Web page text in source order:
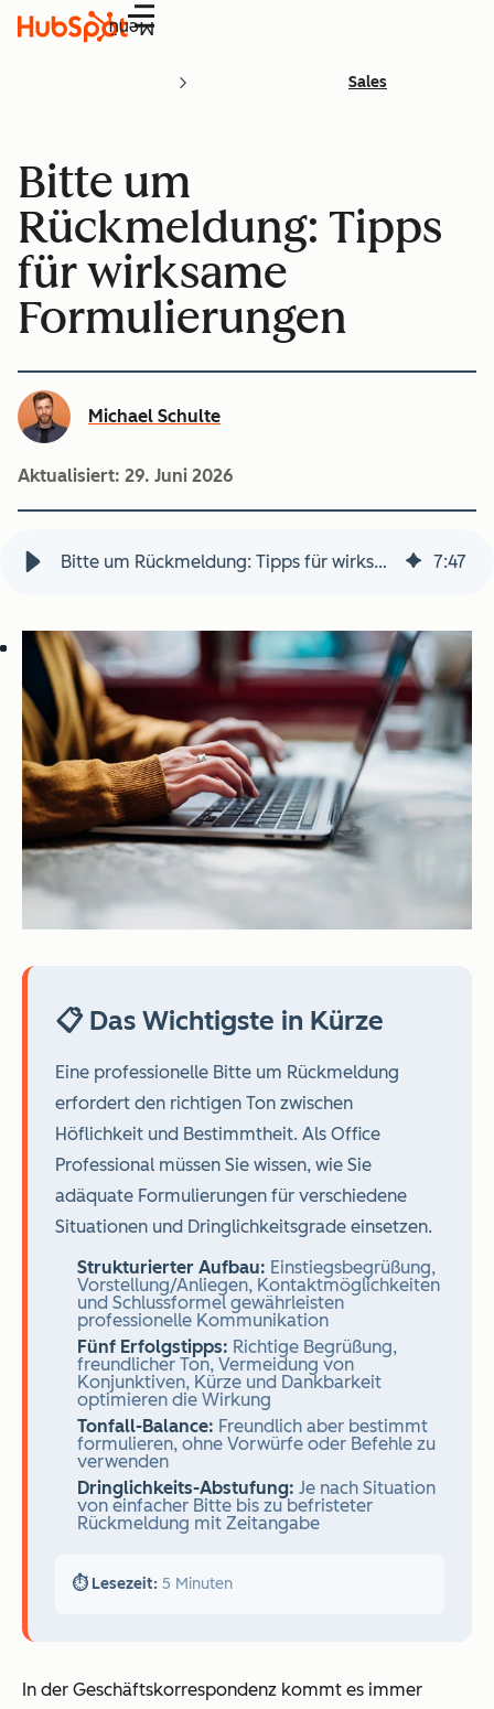
Menü
Sales
Bitte um
Rückmeldung: Tipps
für wirksame
Formulierungen
Michael Schulte
Aktualisiert: 29. Juni 2026
Bitte um Rückmeldung: Tipps für wirksame Formulierungen 7:47
📋 Das Wichtigste in Kürze
Eine professionelle Bitte um Rückmeldung
erfordert den richtigen Ton zwischen
Höflichkeit und Bestimmtheit. Als Office
Professional müssen Sie wissen, wie Sie
adäquate Formulierungen für verschiedene
Situationen und Dringlichkeitsgrade einsetzen.
Strukturierter Aufbau: Einstiegsbegrüßung,
Vorstellung/Anliegen, Kontaktmöglichkeiten
und Schlussformel gewährleisten
professionelle Kommunikation
Fünf Erfolgstipps: Richtige Begrüßung,
freundlicher Ton, Vermeidung von
Konjunktiven, Kürze und Dankbarkeit
optimieren die Wirkung
Tonfall-Balance: Freundlich aber bestimmt
formulieren, ohne Vorwürfe oder Befehle zu
verwenden
Dringlichkeits-Abstufung: Je nach Situation
von einfacher Bitte bis zu befristeter
Rückmeldung mit Zeitangabe
⏱️ Lesezeit: 5 Minuten
In der Geschäftskorrespondenz kommt es immer